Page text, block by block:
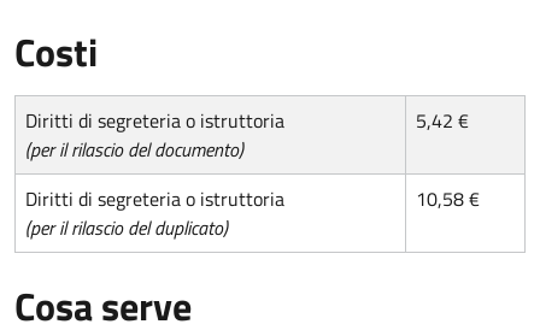
Costi
Diritti di segreteria o istruttoria
(per il rilascio del documento)
5,42 €
Diritti di segreteria o istruttoria
(per il rilascio del duplicato)
10,58 €
Cosa serve